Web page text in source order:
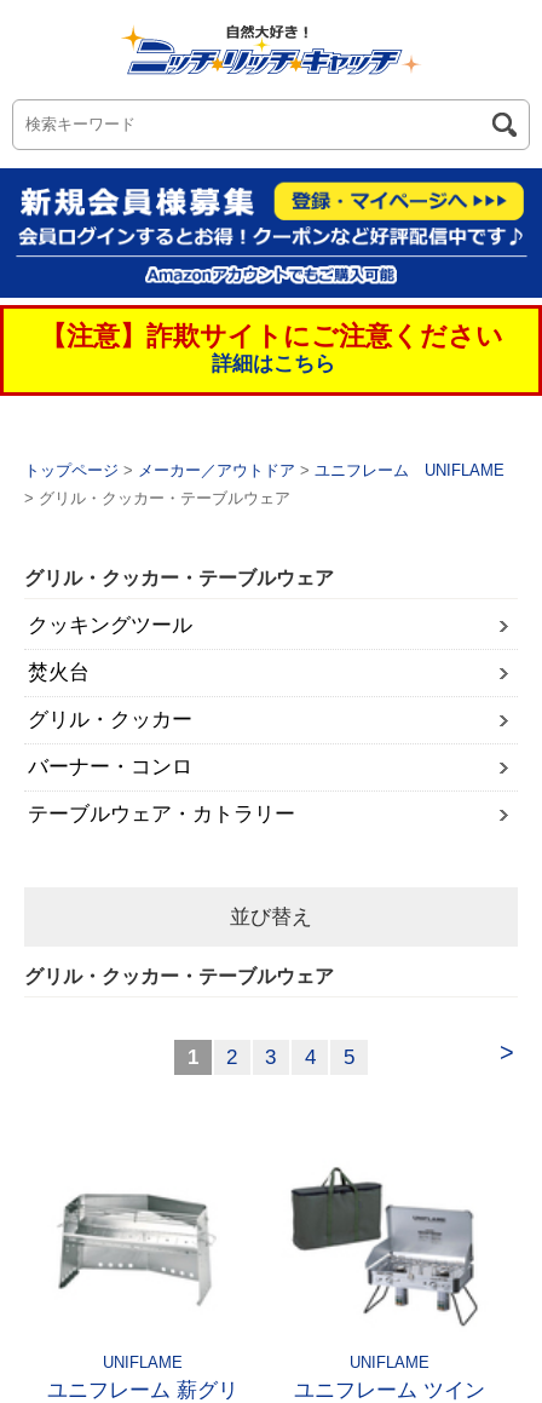
【注意】詐欺サイトにご注意ください
詳細はこちら
トップページ > メーカー／アウトドア > ユニフレーム UNIFLAME
> グリル・クッカー・テーブルウェア
グリル・クッカー・テーブルウェア
クッキングツール
焚火台
グリル・クッカー
バーナー・コンロ
テーブルウェア・カトラリー
並び替え
グリル・クッカー・テーブルウェア
>
1 2 3 4 5
UNIFLAME
ユニフレーム 薪グリ
UNIFLAME
ユニフレーム ツイン